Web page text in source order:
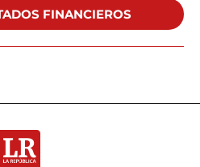
FINANCIEROS